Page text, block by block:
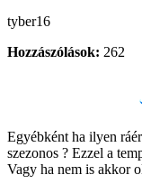
tyber16
Hozzászólások: 262
Egyébként ha ilyen
szezonos ? Ezzel a
Vagy ha nem is akkor